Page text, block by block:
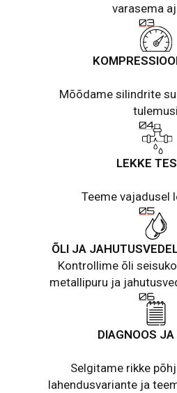
varasema
Mõõdame silindrite
tulemusi
LEKKE
Teeme vajadusel
ÕLI JA
Kontrollime õli
metallipuru ja
DIAGNOOS
Selgitame rikke
lahendusvariante ja